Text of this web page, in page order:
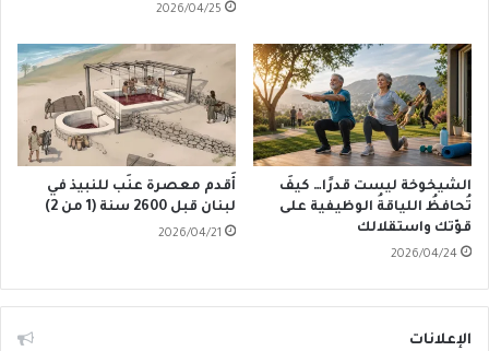
2026/04/25
الشيخوخة ليست قدرًا… كيفَ
تُحافظُ اللياقةُ الوظيفية على
قوّتك واستقلالك
2026/04/24
أَقدم معصرة عنَب للنبيذ في
لبنان قبل 2600 سنة (1 من 2)
2026/04/21
الإعلانات